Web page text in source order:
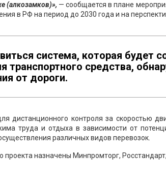
(алкозамков)», — сообщается в плане
в РФ на период до 2030 года и на
система, которая будет
транспортного средства,
от дороги.
дистанционного контроля за скоростью
труда и отдыха в зависимости от
различных видов перевозок.
проекта назначены Минпромторг,